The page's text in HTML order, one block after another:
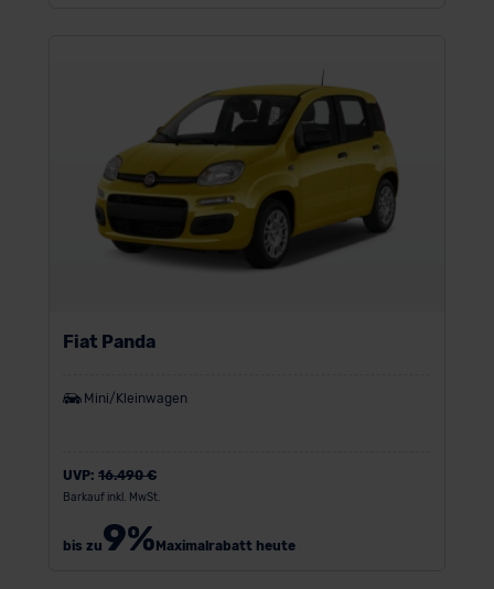
Fiat Panda
Mini/Kleinwagen
UVP: 16.490 €
Barkauf inkl. MwSt.
bis zu9% Maximalrabatt heute